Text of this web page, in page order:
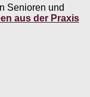
Senioren und
aus der Praxis